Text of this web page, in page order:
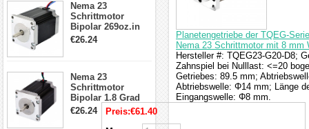
Nema 23
Schrittmotor
Bipolar 269oz.in
2,8A 57x57x76mm
€26.24
Nema 23
Schrittmotor
Bipolar 1.8 Grad
1.9Nm 3A 3.36V 4
€26.24
Planetengetriebe der TQEG-
Nema 23 Schrittmotor mit 8 mm
Hersteller #: TQEG23-G20-D8;
Zahnspiel bei Nulllast: <=20
Getriebes: 89.5 mm;
Abtriebswelle: Φ14 mm; Länge
Eingangswelle: Φ8 mm.
Preis:€61.40